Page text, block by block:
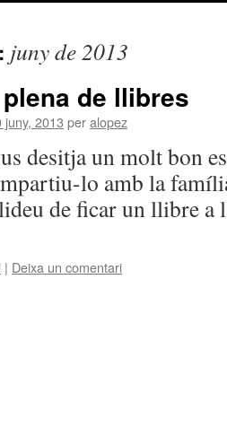
juny de 2013
de llibres
2013 peralopez
desitja un molt bon
lo amb la
de ficar un llibre a
| Deixa un comentari